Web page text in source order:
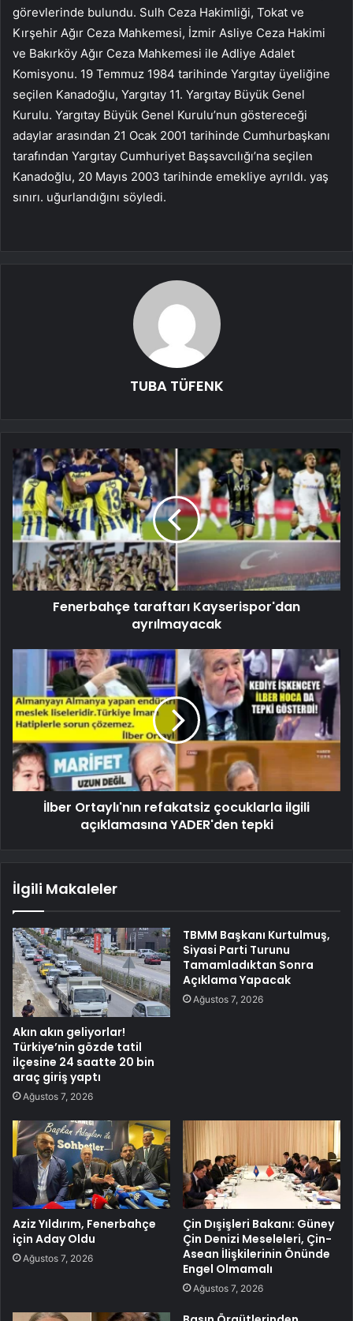
görevlerinde bulundu. Sulh Ceza Hakimliği, Tokat ve
Kırşehir Ağır Ceza Mahkemesi, İzmir Asliye Ceza Hakimi
ve Bakırköy Ağır Ceza Mahkemesi ile Adliye Adalet
Komisyonu. 19 Temmuz 1984 tarihinde Yargıtay üyeliğine
seçilen Kanadoğlu, Yargıtay 11. Yargıtay Büyük Genel
Kurulu. Yargıtay Büyük Genel Kurulu’nun göstereceği
adaylar arasından 21 Ocak 2001 tarihinde Cumhurbaşkanı
tarafından Yargıtay Cumhuriyet Başsavcılığı’na seçilen
Kanadoğlu, 20 Mayıs 2003 tarihinde emekliye ayrıldı. yaş
sınırı. uğurlandığını söyledi.
TUBA TÜFENK
Fenerbahçe taraftarı Kayserispor'dan
ayrılmayacak
İlber Ortaylı'nın refakatsiz çocuklarla ilgili
açıklamasına YADER'den tepki
İlgili Makaleler
Akın akın geliyorlar!
Türkiye’nin gözde tatil
ilçesine 24 saatte 20 bin
araç giriş yaptı
Ağustos 7, 2026
TBMM Başkanı Kurtulmuş,
Siyasi Parti Turunu
Tamamladıktan Sonra
Açıklama Yapacak
Ağustos 7, 2026
Aziz Yıldırım, Fenerbahçe
için Aday Oldu
Ağustos 7, 2026
Çin Dışişleri Bakanı: Güney
Çin Denizi Meseleleri, Çin-
Asean İlişkilerinin Önünde
Engel Olmamalı
Ağustos 7, 2026